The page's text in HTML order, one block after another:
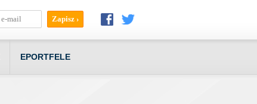
EPORTFELE